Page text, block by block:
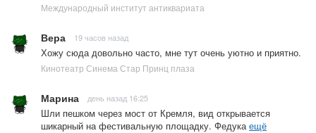
Международный институт антиквариата
Вера 19 часов назад
Хожу сюда довольно часто, мне тут очень уютно и приятно.
Кинотеатр Синема Стар Принц плаза
Марина день назад 16:25
Шли пешком через мост от Кремля, вид открывается
шикарный на фестивальную площадку. Федука ещё